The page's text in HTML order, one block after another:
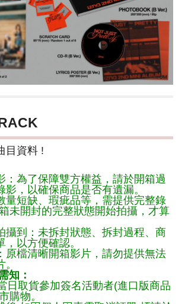
目資料 !
：為了保障雙方權益，請於開箱過
影，以確保商品是否有遺漏。
量短缺、瑕疵品等，需提供完整錄
未開封的完整狀態開始拍攝，才算
攝到：未拆封狀態、拆封過程、商
以方便確認。
原檔清晰開箱影片，請勿提供無法
知：
取貨參加簽名活動者(進口版商品
購物。